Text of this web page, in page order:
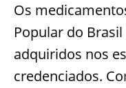
Os
Popular do
adquiridos nos
credenciados.